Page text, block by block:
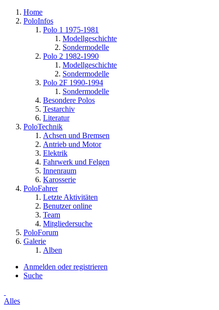
Home
PoloInfos
Polo 1 1975-1981
Modellgeschichte
Sondermodelle
Polo 2 1982-1990
Modellgeschichte
Sondermodelle
Polo 2F 1990-1994
Sondermodelle
Besondere Polos
Testarchiv
Literatur
PoloTechnik
Achsen und Bremsen
Antrieb und Motor
Elektrik
Fahrwerk und Felgen
Innenraum
Karosserie
PoloFahrer
Letzte Aktivitäten
Benutzer online
Team
Mitgliedersuche
PoloForum
Galerie
Alben
Anmelden oder registrieren
Suche
Alles